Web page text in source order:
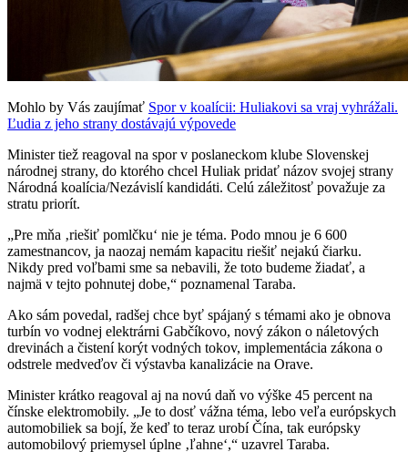
Mohlo by Vás zaujímať Spor v koalícii: Huliakovi sa vraj vyhrážali.
Ľudia z jeho strany dostávajú výpovede
Minister tiež reagoval na spor v poslaneckom klube Slovenskej
národnej strany, do ktorého chcel Huliak pridať názov svojej strany
Národná koalícia/Nezávislí kandidáti. Celú záležitosť považuje za
stratu priorít.
„Pre mňa ‚riešiť pomlčku‘ nie je téma. Podo mnou je 6 600
zamestnancov, ja naozaj nemám kapacitu riešiť nejakú čiarku.
Nikdy pred voľbami sme sa nebavili, že toto budeme žiadať, a
najmä v tejto pohnutej dobe,“ poznamenal Taraba.
Ako sám povedal, radšej chce byť spájaný s témami ako je obnova
turbín vo vodnej elektrárni Gabčíkovo, nový zákon o náletových
drevinách a čistení korýt vodných tokov, implementácia zákona o
odstrele medveďov či výstavba kanalizácie na Orave.
Minister krátko reagoval aj na novú daň vo výške 45 percent na
čínske elektromobily. „Je to dosť vážna téma, lebo veľa európskych
automobiliek sa bojí, že keď to teraz urobí Čína, tak európsky
automobilový priemysel úplne ‚ľahne‘,“ uzavrel Taraba.